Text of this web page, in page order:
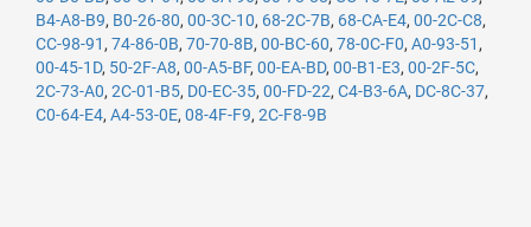
B4-A8-B9, B0-26-80, 00-3C-10, 68-2C-7B, 68-CA-E4, 00-2C-C8,
CC-98-91 , 74-86-0B, 70-70-8B, 00-BC-60, 78-0C-F0, A0-93-51 ,
00-45-1D, 50-2F-A8, 00-A5-BF, 00-EA-BD, 00-B1-E3, 00-2F-5C,
2C-73-A0, 2C-01-B5, D0-EC-35, 00-FD-22, C4-B3-6A, DC-8C-37,
C0-64-E4, A4-53-0E, 08-4F-F9, 2C-F8-9B